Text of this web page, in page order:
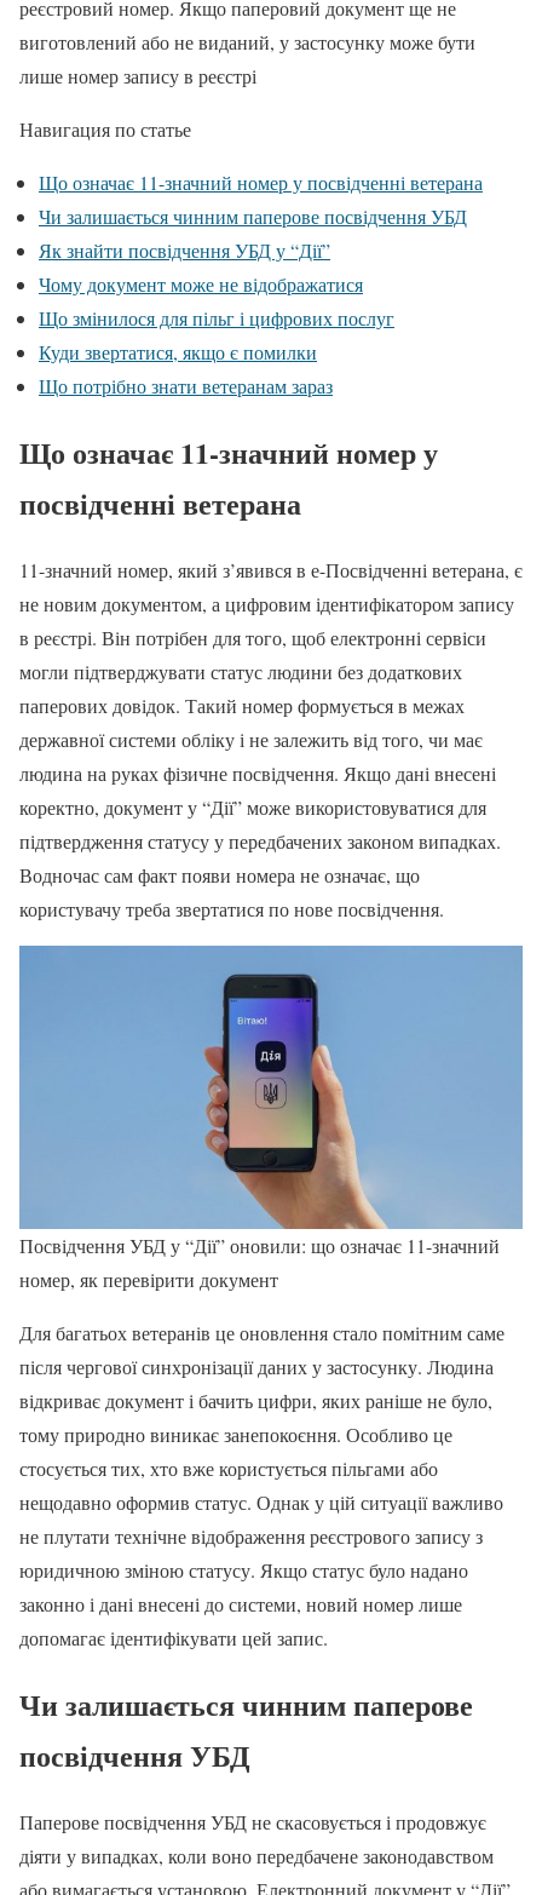
реєстровий номер. Якщо паперовий документ ще не
виготовлений або не виданий, у застосунку може бути
лише номер запису в реєстрі
Навигация по статье
Що означає 11-значний номер у посвідченні ветерана
Чи залишається чинним паперове посвідчення УБД
Як знайти посвідчення УБД у “Дії”
Чому документ може не відображатися
Що змінилося для пільг і цифрових послуг
Куди звертатися, якщо є помилки
Що потрібно знати ветеранам зараз
Що означає 11-значний номер у
посвідченні ветерана
11-значний номер, який з’явився в е-Посвідченні ветерана, є
не новим документом, а цифровим ідентифікатором запису
в реєстрі. Він потрібен для того, щоб електронні сервіси
могли підтверджувати статус людини без додаткових
паперових довідок. Такий номер формується в межах
державної системи обліку і не залежить від того, чи має
людина на руках фізичне посвідчення. Якщо дані внесені
коректно, документ у “Дії” може використовуватися для
підтвердження статусу у передбачених законом випадках.
Водночас сам факт появи номера не означає, що
користувачу треба звертатися по нове посвідчення.
Посвідчення УБД у “Дії” оновили: що означає 11-значний
номер, як перевірити документ
Для багатьох ветеранів це оновлення стало помітним саме
після чергової синхронізації даних у застосунку. Людина
відкриває документ і бачить цифри, яких раніше не було,
тому природно виникає занепокоєння. Особливо це
стосується тих, хто вже користується пільгами або
нещодавно оформив статус. Однак у цій ситуації важливо
не плутати технічне відображення реєстрового запису з
юридичною зміною статусу. Якщо статус було надано
законно і дані внесені до системи, новий номер лише
допомагає ідентифікувати цей запис.
Чи залишається чинним паперове
посвідчення УБД
Паперове посвідчення УБД не скасовується і продовжує
діяти у випадках, коли воно передбачене законодавством
або вимагається установою. Електронний документ у “Дії”